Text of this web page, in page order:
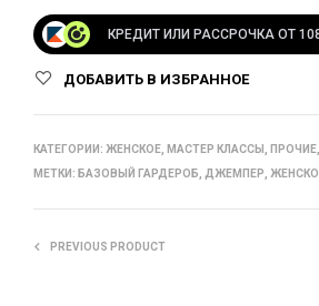
КРЕДИТ ИЛИ РАССРОЧКА ОТ
ДОБАВИТЬ В ИЗБРАННОЕ
КАТЕГОРИИ: ЖЕНСКОЕ МАСТЕР КЛАССЫ ПРОЧИЕ
МЕТКИ: БАЗОВЫЙ ГАРДЕРОБ ДЖЕМПЕР
PREVIOUS PRODUCT